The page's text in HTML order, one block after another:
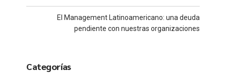
El Management Latinoamericano: una deuda
pendiente con nuestras organizaciones
Categorías